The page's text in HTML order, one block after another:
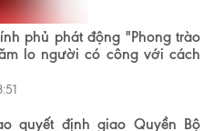
phủ phát động "Phong trào
lo người có công với cách
quyết định giao Quyền Bộ